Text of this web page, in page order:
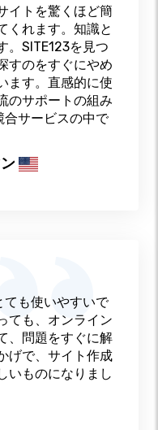
イトを驚くほど簡
くれます。知識と
。SITE123を見つ
すのをすぐにやめ
す。直感的に使
のサポートの組み
合サービスの中で
ても使いやすいで
ても、オンライン
、問題をすぐに解
げで、サイト作成
いものになりまし